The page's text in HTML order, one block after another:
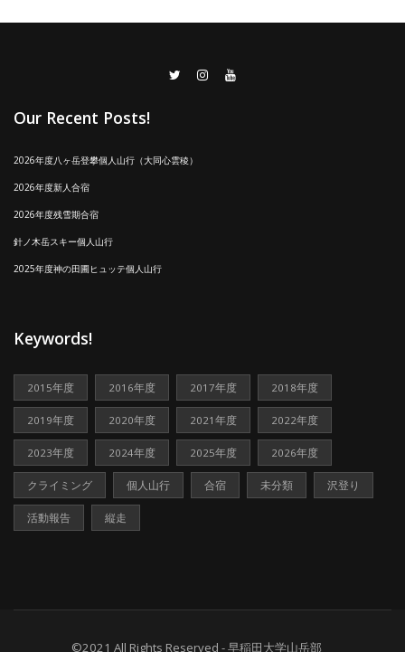
Our Recent Posts!
2026年度八ヶ岳登攀個人山行（大同心雲稜）
2026年度新人合宿
2026年度残雪期合宿
針ノ木岳スキー個人山行
2025年度神の田圃ヒュッテ個人山行
Keywords!
2015年度 2016年度 2017年度 2018年度
2019年度 2020年度 2021年度 2022年度
2023年度 2024年度 2025年度 2026年度
クライミング 個人山行 合宿 未分類 沢登り
活動報告 縦走
©2021 All Rights Reserved - 早稲田大学山岳部